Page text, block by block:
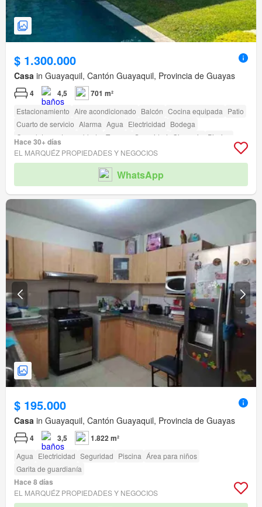
$ 1.300.000
Casa in Guayaquil, Cantón Guayaquil, Provincia de Guayas
4 4,5 701 m²
Estacionamiento Aire acondicionado Balcón Cocina equipada Patio
Cuarto de servicio Alarma Agua Electricidad Bodega
Completamente amoblado
Terraza Seguridad Gimnasio
Piscina
Área para niños Biblioteca Jardín Conserje
Garita de guardianía Acceso para personas con discapacidad
Hace 30+ días
EL MARQUÉZ PROPIEDADES Y NEGOCIOS
WhatsApp
$ 195.000
Casa in Guayaquil, Cantón Guayaquil, Provincia de Guayas
4 3,5 1.822 m²
Agua Electricidad Seguridad Piscina Área para niños
Garita de guardianía
Hace 8 días
EL MARQUÉZ PROPIEDADES Y NEGOCIOS